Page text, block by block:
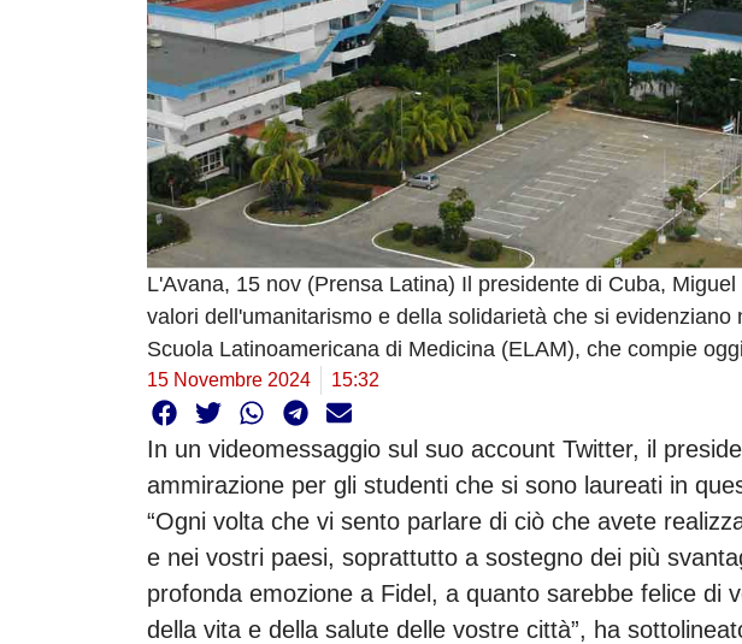
L'Avana, 15 nov (Prensa Latina) Il presidente di Cuba,
valori dell'umanitarismo e della solidarietà che si evidenziano
Scuola Latinoamericana di Medicina (ELAM), che compie
15 Novembre 2024 15:32
In un videomessaggio sul suo account Twitter, il
ammirazione per gli studenti che si sono laureati in
“Ogni volta che vi sento parlare di ciò che avete
e nei vostri paesi, soprattutto a sostegno dei più
profonda emozione a Fidel, a quanto sarebbe felice di
della vita e della salute delle vostre città”, ha